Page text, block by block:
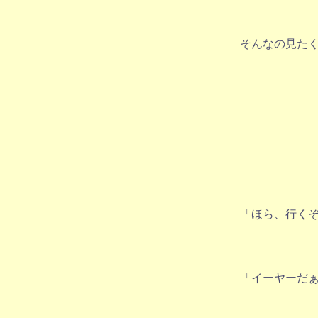
そんなの見た
「ほら、行くぞ
「イーヤーだ